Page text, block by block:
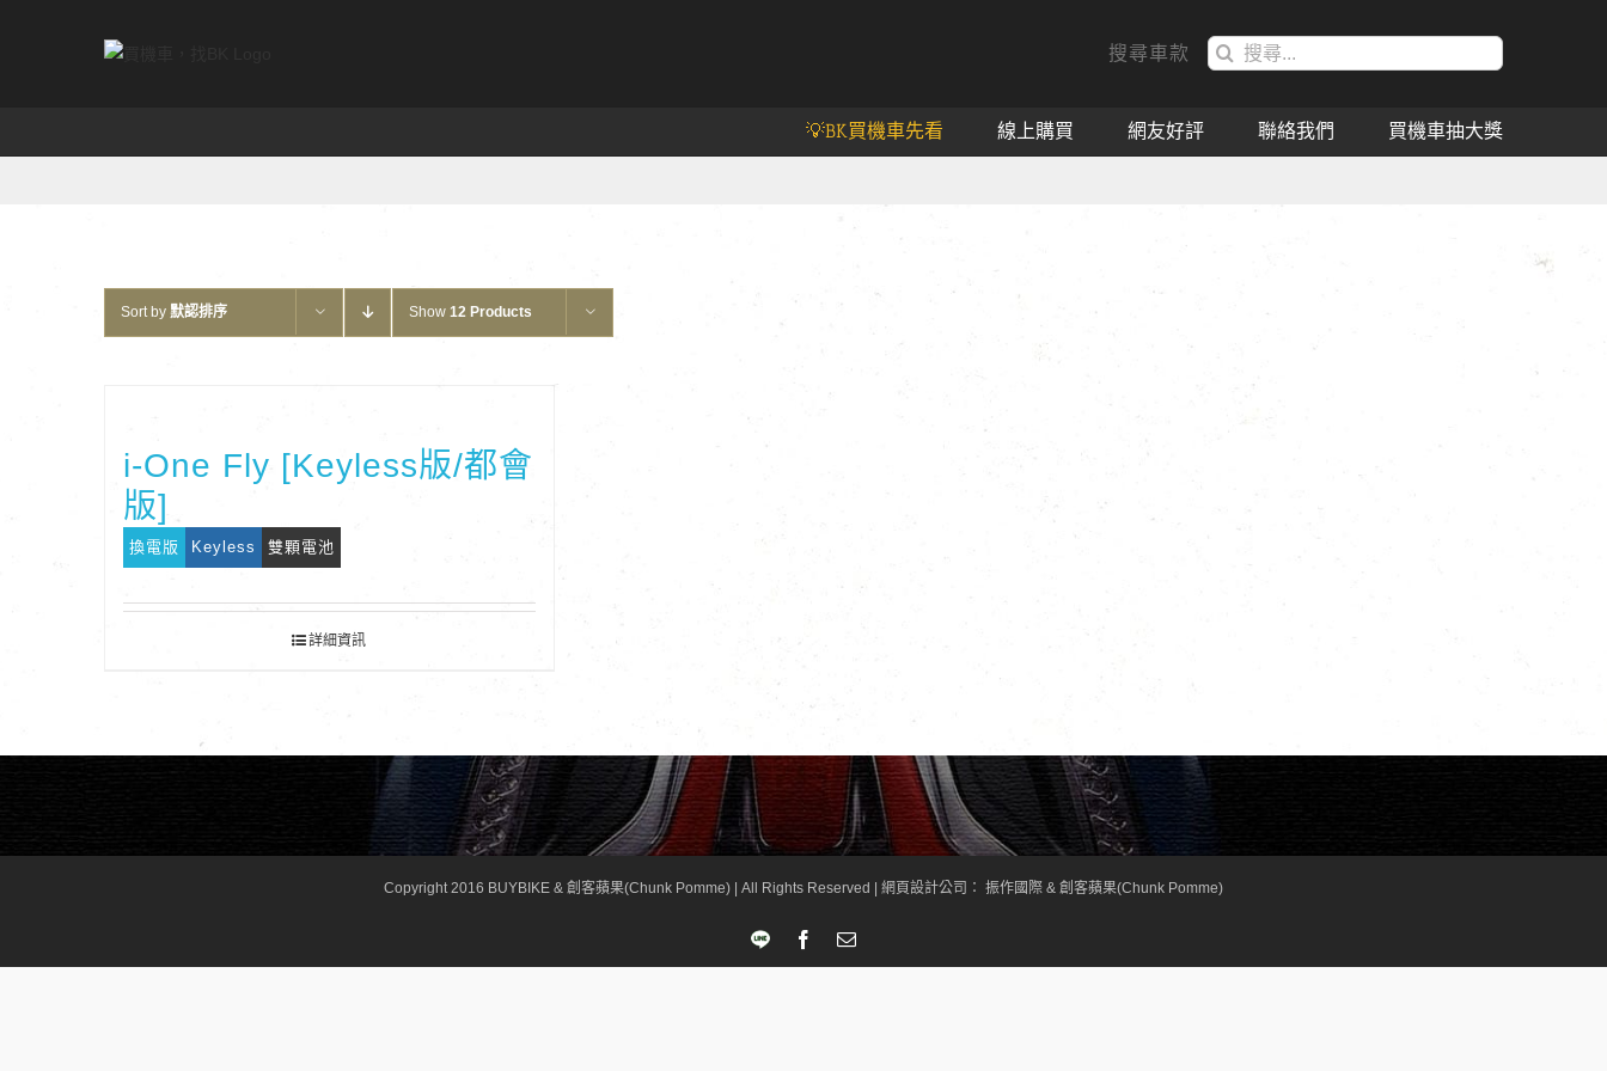
搜尋車款
搜
💡BK買機車先看 線上購買 網友好評 聯絡我們 買機車抽大獎
Sort by 默認排序 Show 12 Products
i-One Fly [Keyless版/都會
版]
換電版 Keyless 雙顆電池
詳細資訊
Copyright 2016 BUYBIKE & 創客蘋果(Chunk Pomme) | All Rights Reserved | 網頁設計公司 ： 振作國際 & 創客蘋果(Chunk Pomme)
LINE FacebookEmail: